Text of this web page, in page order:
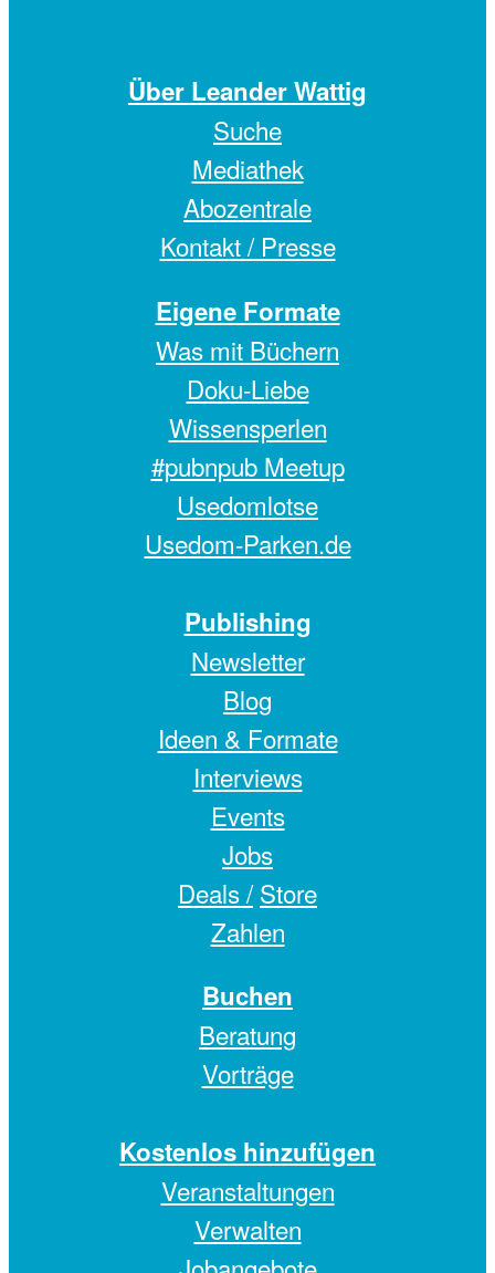
Über Leander Wattig
Suche
Mediathek
Abozentrale
Kontakt / Presse
Eigene Formate
Was mit Büchern
Doku-Liebe
Wissensperlen
#pubnpub Meetup
Usedomlotse
Usedom-Parken.de
Publishing
Newsletter
Blog
Ideen & Formate
Interviews
Events
Jobs
Deals / Store
Zahlen
Buchen
Beratung
Vorträge
Kostenlos hinzufügen
Veranstaltungen
Verwalten